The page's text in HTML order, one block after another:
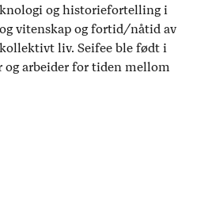
og historiefortelling i
vitenskap og fortid/nåtid av
liv. Seifee ble født i
og arbeider for tiden mellom